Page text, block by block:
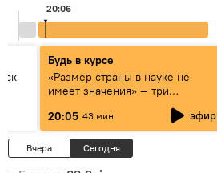
20:06
Будь в курсе
«Размер страны в науке не
имеет значения» — три
эксперта о сотрудничестве
России и Кыргызстана в
образовании и исследованиях
20:05 43 мин эфир
Вчера Сегодня